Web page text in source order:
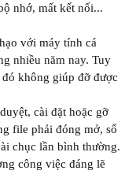
nhớ, mất kết nối...
với máy tính cá
nhiều năm nay. Tuy
không giúp đỡ được
cài đặt hoặc gỡ
file phải đóng mở, số
chục lần bình thường.
công việc đáng lẽ